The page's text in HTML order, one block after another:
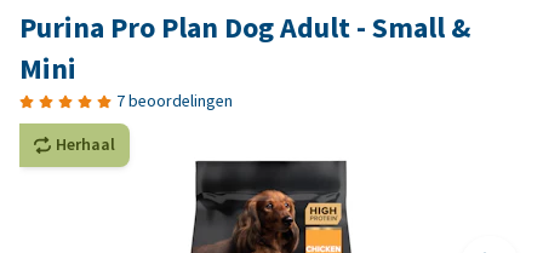
Purina Pro Plan Dog Adult - Small &
Mini
7 beoordelingen
Herhaal